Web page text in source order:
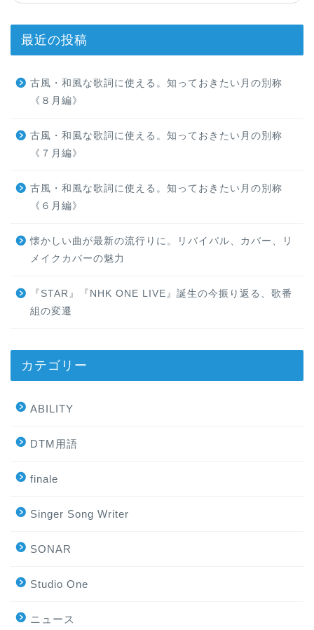
最近の投稿
古風・和風な歌詞に使える。知っておきたい月の別称
《８月編》
古風・和風な歌詞に使える。知っておきたい月の別称
《７月編》
古風・和風な歌詞に使える。知っておきたい月の別称
《６月編》
懐かしい曲が最新の流行りに。リバイバル、カバー、リ
メイクカバーの魅力
『STAR』『NHK ONE LIVE』誕生の今振り返る、歌番
組の変遷
カテゴリー
ABILITY
DTM用語
finale
Singer Song Writer
SONAR
Studio One
ニュース